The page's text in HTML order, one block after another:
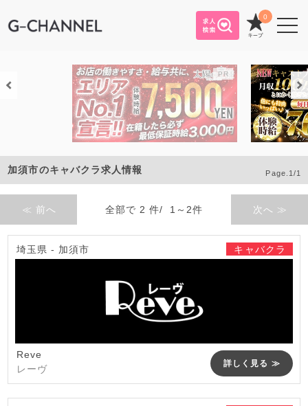
0
加須市のキャバクラ求人情報 Page.1/1
≪ 前へ 全部で 2 件/ 1～2件 次へ ≫
キャバクラ
埼玉県 - 加須市
Reve
レーヴ
詳しく見る ≫